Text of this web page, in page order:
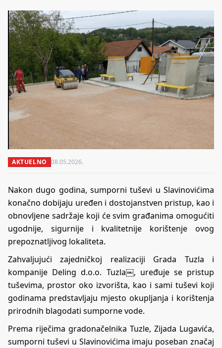
AKTUELNO 08.05.2026.
Nakon dugo godina, sumporni tuševi u Slavinovićima
konačno dobijaju uređen i dostojanstven pristup, kao i
obnovljene sadržaje koji će svim građanima omogućiti
ugodnije, sigurnije i kvalitetnije korištenje ovog
prepoznatljivog lokaliteta.
Zahvaljujući zajedničkoj realizaciji Grada Tuzla i
kompanije Deling d.o.o. Tuzla￼, uređuje se pristup
tuševima, prostor oko izvorišta, kao i sami tuševi koji
godinama predstavljaju mjesto okupljanja i korištenja
prirodnih blagodati sumporne vode.
Prema riječima gradonačelnika Tuzle, Zijada Lugavića,
sumporni tuševi u Slavinovićima imaju poseban značaj